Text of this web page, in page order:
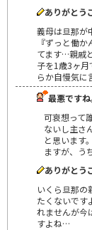
ありがとう
義母は旦那が
『ずっと働
てます…親戚
子を1歳3ヶ
らか自慢気に
最悪ですね
可哀想って
ないし主さ
と思います
ますが、う
ありがとう
いくら旦那
たくないです
れませんが今
すよね…